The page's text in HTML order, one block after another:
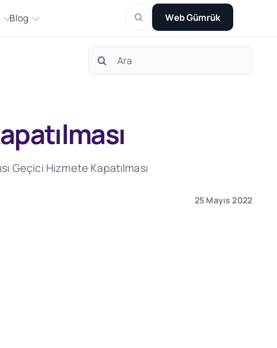
Blog Web Gümrük
Search
Geçici Hizmete Kapatılması
25 Mayıs 2022